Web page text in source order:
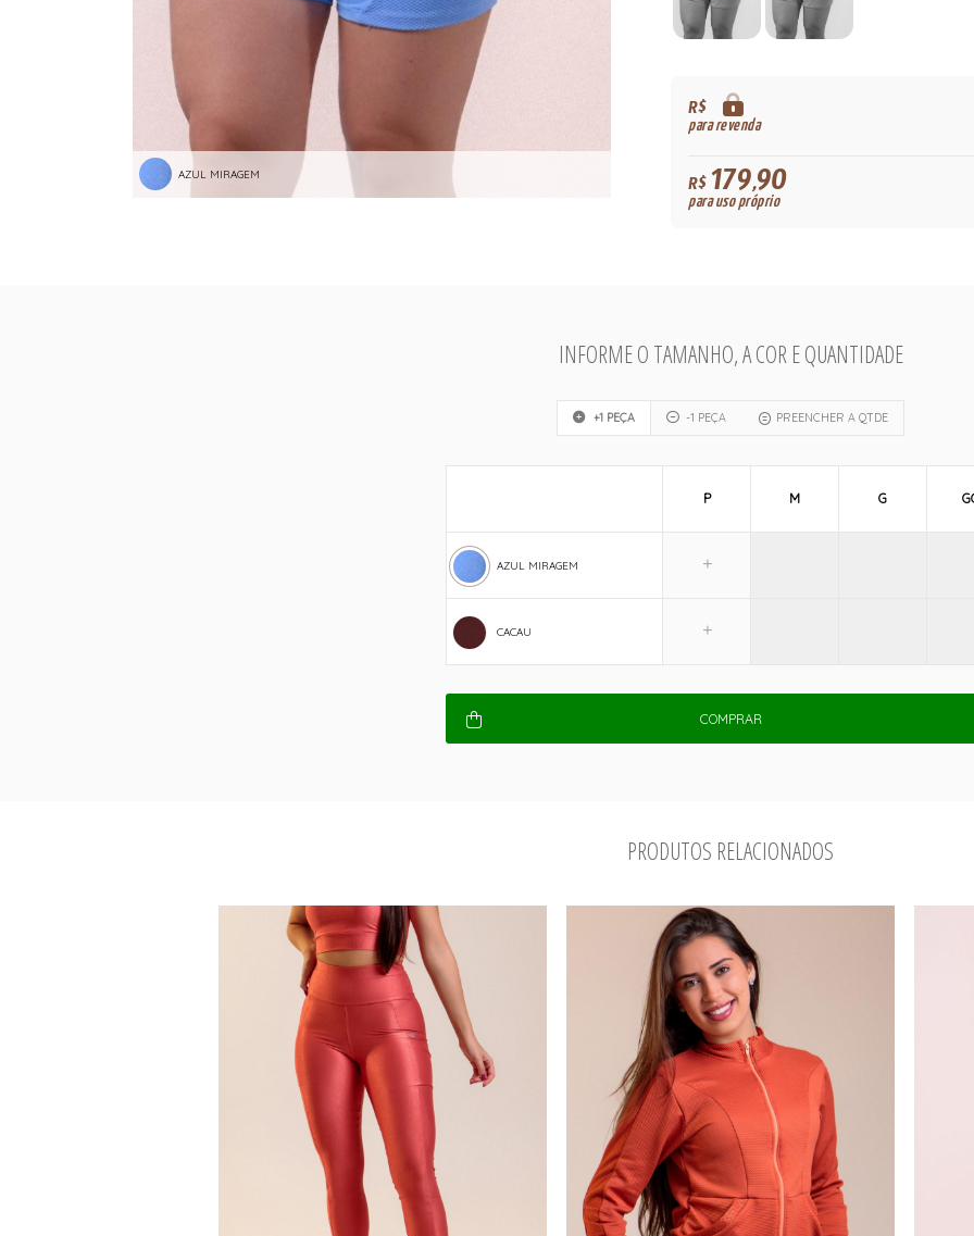
AZUL MIRAGEM
R$
para revenda
R$179,90
para uso próprio
INFORME O TAMANHO, A COR E QUANTIDADE
+1 PEÇA -1 PEÇA PREENCHER A QTDE
AZUL MIRAGEM
CACAU
P M G
COMPRAR
PRODUTOS RELACIONADOS